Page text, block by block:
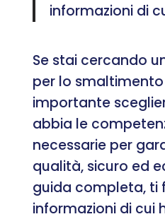
informazioni di
Se stai cercando
per lo
importante
abbia le
necessarie per
qualità, sicuro ed
guida completa, ti
informazioni di cui